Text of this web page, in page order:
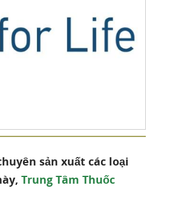
sản xuất các loại
Trung Tâm Thuốc